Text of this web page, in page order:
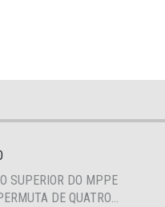
SUPERIOR DO MPPE
DE QUATRO